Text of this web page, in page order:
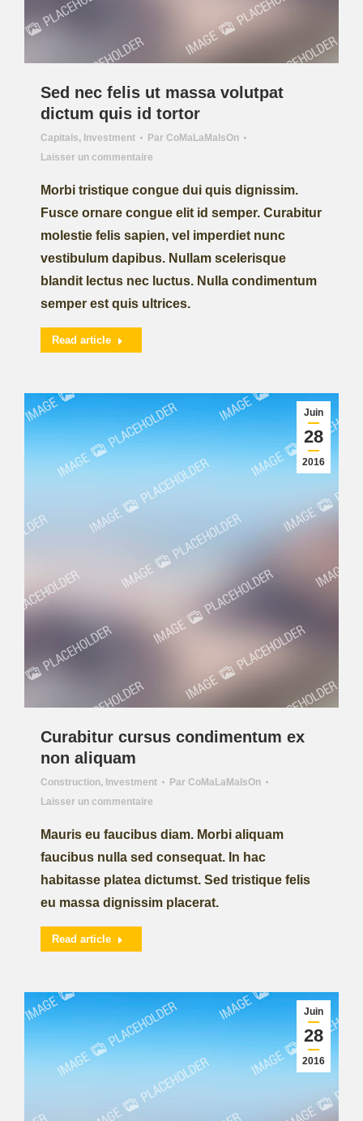
Sed nec felis ut massa volutpat
dictum quis id tortor
Capitals, Investment Par CoMaLaMaIsOn
Laisser un commentaire
Morbi tristique congue dui quis dignissim.
Fusce ornare congue elit id semper. Curabitur
molestie felis sapien, vel imperdiet nunc
vestibulum dapibus. Nullam scelerisque
blandit lectus nec luctus. Nulla condimentum
semper est quis ultrices.
Read article
Juin
28
2016
Curabitur cursus condimentum ex
non aliquam
Construction, Investment Par CoMaLaMaIsOn
Laisser un commentaire
Mauris eu faucibus diam. Morbi aliquam
faucibus nulla sed consequat. In hac
habitasse platea dictumst. Sed tristique felis
eu massa dignissim placerat.
Read article
Juin
28
2016